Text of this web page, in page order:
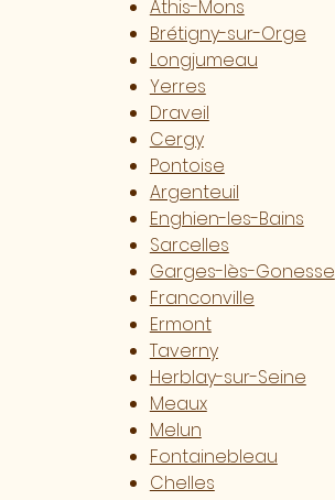
Athis-Mons
Brétigny-sur-Orge
Longjumeau
Yerres
Draveil
Cergy
Pontoise
Argenteuil
Enghien-les-Bains
Sarcelles
Garges-lès-Gonesse
Franconville
Ermont
Taverny
Herblay-sur-Seine
Meaux
Melun
Fontainebleau
Chelles